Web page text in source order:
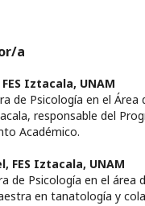
a
FES Iztacala, UNAM
de Psicología en el Área
responsable del
Académico.
FES Iztacala, UNAM
de Psicología en el área
en tanatología y